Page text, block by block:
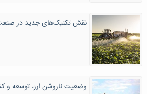
نقش تکنیک‌های جدید در
وضعیت ناروشن ارز، توسعه و